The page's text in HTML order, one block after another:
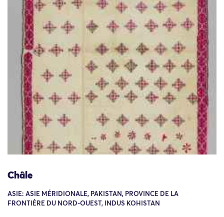
Châle
ASIE: ASIE MÉRIDIONALE, PAKISTAN, PROVINCE DE LA
FRONTIÈRE DU NORD-OUEST, INDUS KOHISTAN